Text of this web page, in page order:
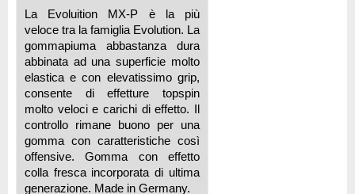
La Evoluition MX-P è la più
veloce tra la famiglia Evolution. La
gommapiuma abbastanza dura
abbinata ad una superficie molto
elastica e con elevatissimo grip,
consente di effetture topspin
molto veloci e carichi di effetto. Il
controllo rimane buono per una
gomma con caratteristiche così
offensive. Gomma con effetto
colla fresca incorporata di ultima
generazione. Made in Germany.